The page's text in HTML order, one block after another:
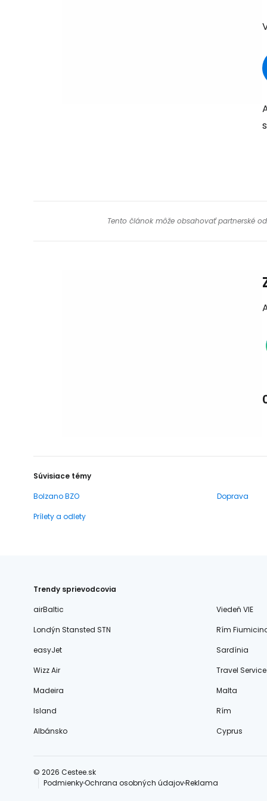
Tento článok môže obsahovať partnerské
Súvisiace témy
Bolzano BZO
Doprava
Prílety a odlety
Trendy sprievodcovia
airBaltic
Viedeň VIE
Londýn Stansted STN
Rím
easyJet
Sardínia
Wizz Air
Travel Service
Madeira
Malta
Island
Rím
Albánsko
Cyprus
© 2026 Cestee.sk
PodmienkyOchrana osobných údajovReklama